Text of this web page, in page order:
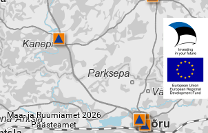
Maa- ja Ruumiamet 2026
Päästeamet